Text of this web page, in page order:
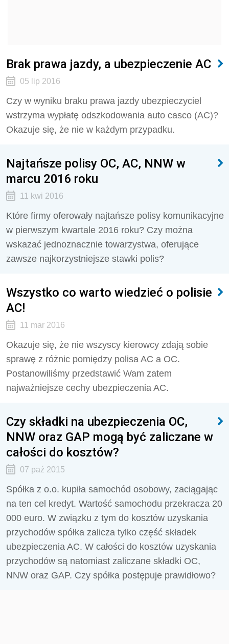
Brak prawa jazdy, a ubezpieczenie AC
05 lip 2016
Czy w wyniku braku prawa jazdy ubezpieczyciel
wstrzyma wypłatę odszkodowania auto casco (AC)?
Okazuje się, że nie w każdym przypadku.
Najtańsze polisy OC, AC, NNW w
marcu 2016 roku
11 kwi 2016
Które firmy oferowały najtańsze polisy komunikacyjne
w pierwszym kwartale 2016 roku? Czy można
wskazać jednoznacznie towarzystwa, oferujące
zawsze najkorzystniejsze stawki polis?
Wszystko co warto wiedzieć o polisie
AC!
11 mar 2016
Okazuje się, że nie wszyscy kierowcy zdają sobie
sprawę z różnic pomiędzy polisa AC a OC.
Postanowiliśmy przedstawić Wam zatem
najważniejsze cechy ubezpieczenia AC.
Czy składki na ubezpieczenia OC,
NNW oraz GAP mogą być zaliczane w
całości do kosztów?
07 paź 2015
Spółka z o.o. kupiła samochód osobowy, zaciągając
na ten cel kredyt. Wartość samochodu przekracza 20
000 euro. W związku z tym do kosztów uzyskania
przychodów spółka zalicza tylko część składek
ubezpieczenia AC. W całości do kosztów uzyskania
przychodów są natomiast zaliczane składki OC,
NNW oraz GAP. Czy spółka postępuje prawidłowo?